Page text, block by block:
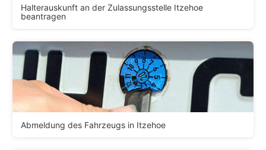
Halterauskunft an der Zulassungsstelle Itzehoe
beantragen
Abmeldung des Fahrzeugs in Itzehoe